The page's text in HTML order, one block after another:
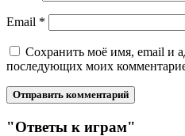
Email *
Сохранить моё имя, email и
последующих моих
"Ответы к играм"